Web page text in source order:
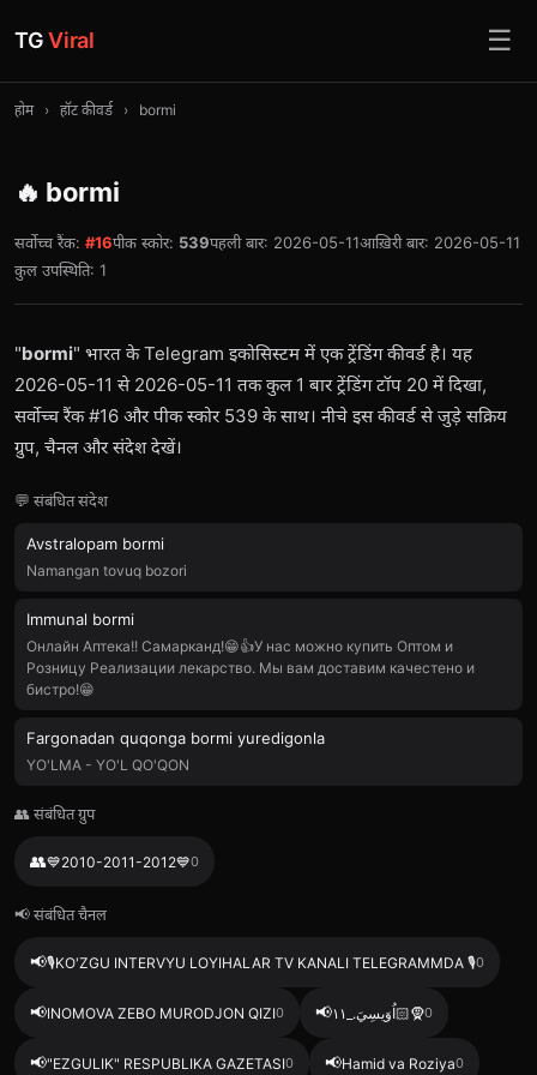
TGViral ☰
होम › हॉट कीवर्ड › bormi
🔥 bormi
सर्वोच्च रैंक: #16पीक स्कोर: 539पहली बार: 2026-05-11आख़िरी बार: 2026-05-11
कुल उपस्थिति: 1
"bormi" भारत के Telegram इकोसिस्टम में एक ट्रेंडिंग कीवर्ड है। यह
2026-05-11 से 2026-05-11 तक कुल 1 बार ट्रेंडिंग टॉप 20 में दिखा,
सर्वोच्च रैंक #16 और पीक स्कोर 539 के साथ। नीचे इस कीवर्ड से जुड़े सक्रिय
ग्रुप, चैनल और संदेश देखें।
💬 संबंधित संदेश
Avstralopam bormi
Namangan tovuq bozori
Immunal bormi
Онлайн Аптека!! Самарканд!😁👍У нас можно купить Оптом и
Розницу Реализации лекарство. Мы вам доставим качестено и
бистро!😁
Fargonadan quqonga bormi yuredigonla
YO'LMA - YO'L QO'QON
👥 संबंधित ग्रुप
👥💙2010-2011-2012💙0
📢 संबंधित चैनल
📢🎙️KO'ZGU INTERVYU LOYIHALAR TV KANALI TELEGRAMMDA 🎙️0
📢INOMOVA ZEBO MURODJON QIZI0 📢 اُوَيسِيَ._١١🧕🏻0
📢"EZGULIK" RESPUBLIKA GAZETASI0 📢Hamid va Roziya0